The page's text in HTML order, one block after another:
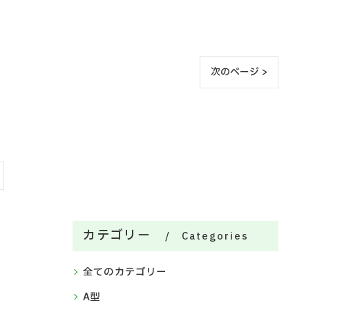
次のページ >
カテゴリー Categories
全てのカテゴリー
A型